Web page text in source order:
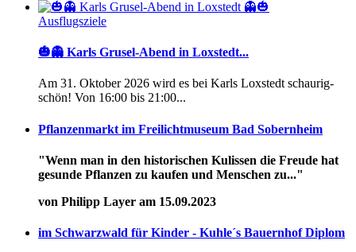
Ausflugsziele
🎃👻 Karls Grusel-Abend in Loxstedt...
Am 31. Oktober 2026 wird es bei Karls Loxstedt schaurig-
schön! Von 16:00 bis 21:00...
Pflanzenmarkt im Freilichtmuseum Bad Sobernheim
"Wenn man in den historischen Kulissen die Freude hat
gesunde Pflanzen zu kaufen und Menschen zu..."
von Philipp Layer am 15.09.2023
im Schwarzwald für Kinder - Kuhle´s Bauernhof Diplom